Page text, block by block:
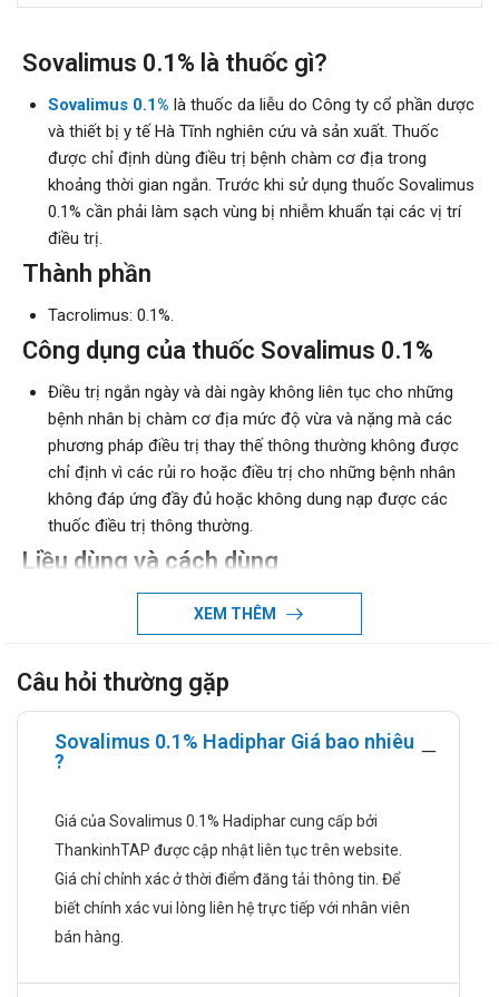
Sovalimus 0.1% là thuốc gì?
Sovalimus 0.1% là thuốc da liễu do Công ty cổ phần dược
và thiết bị y tế Hà Tĩnh nghiên cứu và sản xuất. Thuốc
được chỉ định dùng điều trị bệnh chàm cơ địa trong
khoảng thời gian ngắn. Trước khi sử dụng thuốc Sovalimus
0.1% cần phải làm sạch vùng bị nhiễm khuẩn tại các vị trí
điều trị.
Thành phần
Tacrolimus: 0.1%.
Công dụng của thuốc Sovalimus 0.1%
Điều trị ngắn ngày và dài ngày không liên tục cho những
bệnh nhân bị chàm cơ địa mức độ vừa và nặng mà các
phương pháp điều trị thay thế thông thường không được
chỉ định vì các rủi ro hoặc điều trị cho những bệnh nhân
không đáp ứng đầy đủ hoặc không dung nạp được các
thuốc điều trị thông thường.
Liều dùng và cách dùng
Bôi một lớp mỏng thuốc Sovalimus vào vùng da bị
điều trị tiếp thêm 1 tuần nữa sau khi các dấu hiệu và
triệu chứng bệnh viêm da đã hết. Việc sử dụng thuốc
phải tuân thủ hướng dẫn trên bao bì hoặc chỉ định từ
Chống chỉ định
Thuốc Sovalimus 0.1% chống chỉ định dùng trong trường hợp
Trẻ em dưới 15 tuổi Những bệnh nhân bị hội chứng
XEM THÊM
Câu hỏi thường gặp
Sovalimus 0.1% Hadiphar Giá bao nhiêu
?
Giá của Sovalimus 0.1% Hadiphar cung cấp bởi
ThankinhTAP được cập nhật liên tục trên website.
Giá chỉ chỉnh xác ở thời điểm đăng tải thông tin. Để
biết chính xác vui lòng liên hệ trực tiếp với nhân viên
bán hàng.